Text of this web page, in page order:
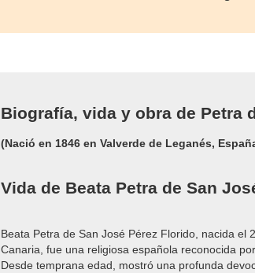
Biografía, vida y obra de Petra
(Nació en 1846 en Valverde de Leganés,
Vida de Beata Petra de San
Beata Petra de San José Pérez Florido, nacida el
Canaria, fue una religiosa española reconocida
Desde temprana edad, mostró una profunda